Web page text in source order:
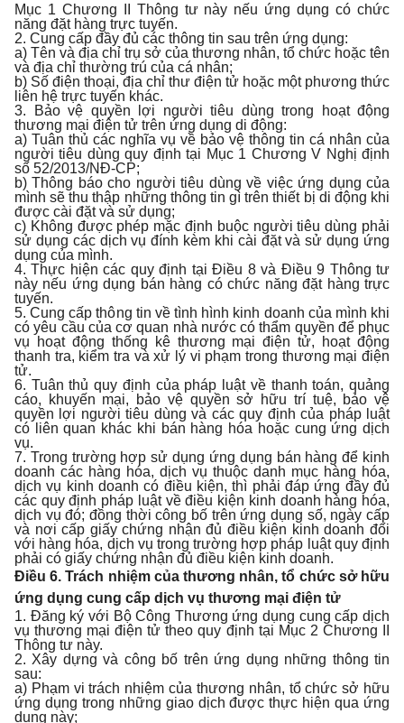
Mục 1 Chương II Thông tư này nếu ứng dụng có chức
năng đặt hàng trực tuyến.
2. Cung cấp đầy đủ các thông tin sau trên ứng dụng:
a) Tên và địa chỉ trụ sở của thương nhân, tổ chức hoặc tên
và địa chỉ thường trú của cá nhân;
b) Số điện thoại, địa chỉ thư điện tử hoặc một phương thức
liên hệ trực tuyến khác.
3. Bảo vệ quyền lợi người tiêu dùng trong hoạt động
thương mại điện tử trên ứng dụng di động:
a) Tuân thủ các nghĩa vụ về bảo vệ thông tin cá nhân của
người tiêu dùng quy định tại Mục 1 Chương V Nghị định
số 52/2013/NĐ-CP;
b) Thông báo cho người tiêu dùng về việc ứng dụng của
mình sẽ thu thập những thông tin gì trên thiết bị di động khi
được cài đặt và sử dụng;
c) Không được phép mặc định buộc người tiêu dùng phải
sử dụng các dịch vụ đính kèm khi cài đặt và sử dụng ứng
dụng của mình.
4. Thực hiện các quy định tại Điều 8 và Điều 9 Thông tư
này nếu ứng dụng bán hàng có chức năng đặt hàng trực
tuyến.
5. Cung cấp thông tin về tình hình kinh doanh của mình khi
có yêu cầu của cơ quan nhà nước có thẩm quyền để phục
vụ hoạt động thống kê thương mại điện tử, hoạt động
thanh tra, kiểm tra và xử lý vi phạm trong thương mại điện
tử.
6. Tuân thủ quy định của pháp luật về thanh toán, quảng
cáo, khuyến mại, bảo vệ quyền sở hữu trí tuệ, bảo vệ
quyền lợi người tiêu dùng và các quy định của pháp luật
có liên quan khác khi bán hàng hóa hoặc cung ứng dịch
vụ.
7. Trong trường hợp sử dụng ứng dụng bán hàng để kinh
doanh các hàng hóa, dịch vụ thuộc danh mục hàng hóa,
dịch vụ kinh doanh có điều kiện, thì phải đáp ứng đầy đủ
các quy định pháp luật về điều kiện kinh doanh hàng hóa,
dịch vụ đó; đồng thời công bố trên ứng dụng số, ngày cấp
và nơi cấp giấy chứng nhận đủ điều kiện kinh doanh đối
với hàng hóa, dịch vụ trong trường hợp pháp luật quy định
phải có giấy chứng nhận đủ điều kiện kinh doanh.
Điều 6. Trách nhiệm của thương nhân, tổ chức sở hữu
ứng dụng cung cấp dịch vụ thương mại điện tử
1. Đăng ký với Bộ Công Thương ứng dụng cung cấp dịch
vụ thương mại điện tử theo quy định tại Mục 2 Chương II
Thông tư này.
2. Xây dựng và công bố trên ứng dụng những thông tin
sau:
a) Phạm vi trách nhiệm của thương nhân, tổ chức sở hữu
ứng dụng trong những giao dịch được thực hiện qua ứng
dụng này;